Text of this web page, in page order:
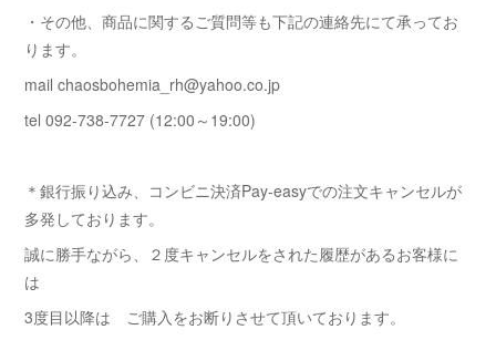
・その他、商品に関するご質問等も下記の連絡先にて承ってお
ります。
mail chaosbohemia_rh@yahoo.co.jp
tel 092-738-7727 (12:00～19:00)
＊銀行振り込み、コンビニ決済Pay-easyでの注文キャンセルが
多発しております。
誠に勝手ながら、２度キャンセルをされた履歴があるお客様に
は
3度目以降は ご購入をお断りさせて頂いております。